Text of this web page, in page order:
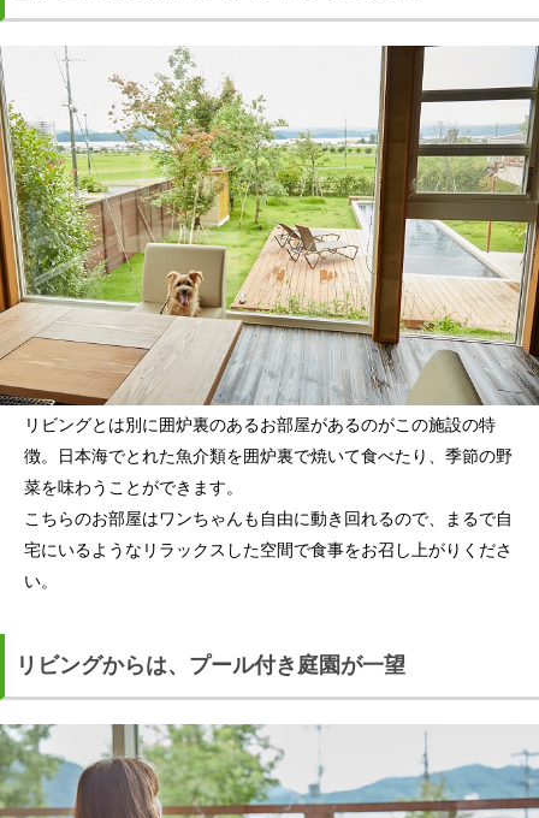
リビングとは別に囲炉裏のあるお部屋があるのがこの施設の特
徴。日本海でとれた魚介類を囲炉裏で焼いて食べたり、季節の野
菜を味わうことができます。
こちらのお部屋はワンちゃんも自由に動き回れるので、まるで自
宅にいるようなリラックスした空間で食事をお召し上がりくださ
い。
リビングからは、プール付き庭園が一望